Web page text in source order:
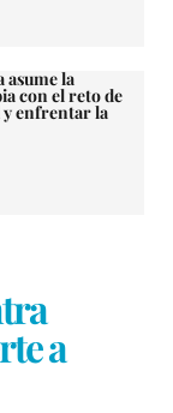
asume la
con el reto de
enfrentar la
a